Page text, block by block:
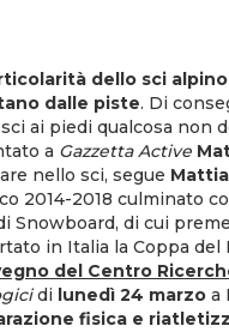
dello sci alpino
dalle piste. Di
ai piedi qualcosa non
a Gazzetta Active
nello sci, segue
2014-2018 culminato
Snowboard, di cui
in Italia la Coppa
del Centro
di lunedì 24 marzo a
fisica e